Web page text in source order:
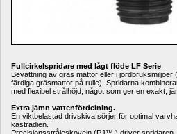
Fullcirkelspridare med lågt flöde LF Serie
Bevattning av gräs mattor eller i
färdiga gräsmattor på rulle). Spridarna
med flexibel strålhöjd, något som ger en exakt,
Extra jämn vattenfördelning.
En viktbelastad drivskiva sörjer för optimal
kastradien.